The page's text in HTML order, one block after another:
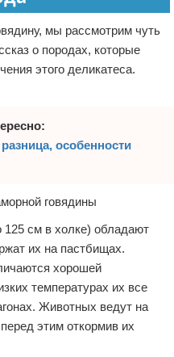
мы рассмотрим чуть
о породах, которые
этого деликатеса.
особенности
см в холке) обладают
их на пастбищах.
хорошей
температурах их все
Животных ведут на
этим откормив их